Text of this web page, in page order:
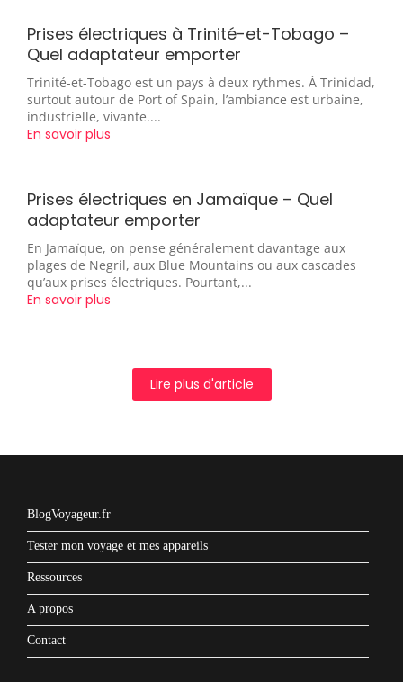
Prises électriques à Trinité-et-Tobago –
Quel adaptateur emporter
Trinité-et-Tobago est un pays à deux rythmes. À Trinidad,
surtout autour de Port of Spain, l’ambiance est urbaine,
industrielle, vivante....
En savoir plus
Prises électriques en Jamaïque – Quel
adaptateur emporter
En Jamaïque, on pense généralement davantage aux
plages de Negril, aux Blue Mountains ou aux cascades
qu’aux prises électriques. Pourtant,...
En savoir plus
Lire plus d'article
BlogVoyageur.fr
Tester mon voyage et mes appareils
Ressources
A propos
Contact